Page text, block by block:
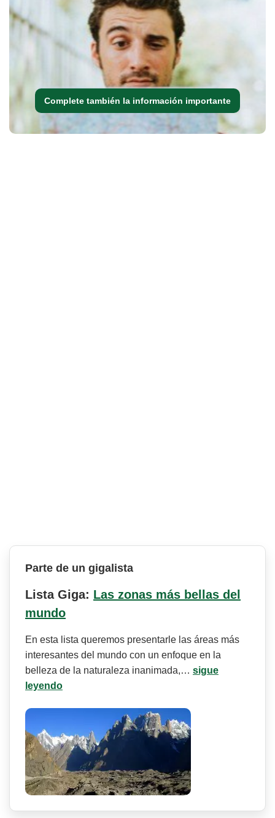
Complete también la información importante
Parte de un gigalista
Lista Giga: Las zonas más bellas del
mundo
En esta lista queremos presentarle las áreas más
interesantes del mundo con un enfoque en la
belleza de la naturaleza inanimada,… sigue
leyendo